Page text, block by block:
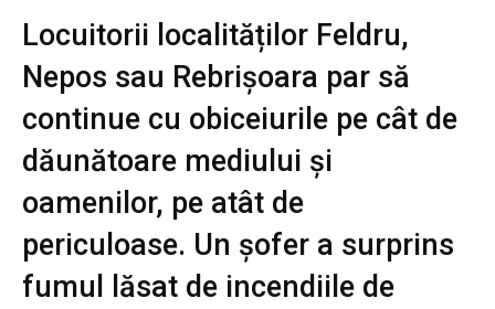
Locuitorii localităților Feldru,
Nepos sau Rebrișoara par să
continue cu obiceiurile pe cât de
dăunătoare mediului și
oamenilor, pe atât de
periculoase. Un șofer a surprins
fumul lăsat de incendiile de